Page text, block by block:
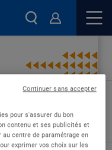
pour s'assurer du bon
contenu et ses publicités et
au centre de paramétrage en
exprimer vos choix sur les
Continuer sans accepter